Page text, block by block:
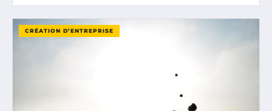
CRÉATION D’ENTREPRISE